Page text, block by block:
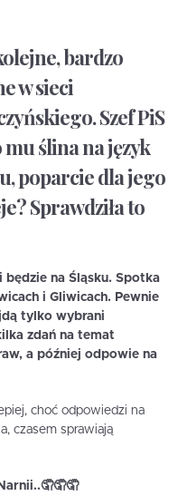
bardzo
w sieci
Szef PiS
mu ślina na język
poparcie dla jego
Sprawdziła to
będzie na Śląsku. Spotka
i Gliwicach. Pewnie
tylko wybrani
zdań na temat
a później odpowie na
choć odpowiedzi na
czasem sprawiają